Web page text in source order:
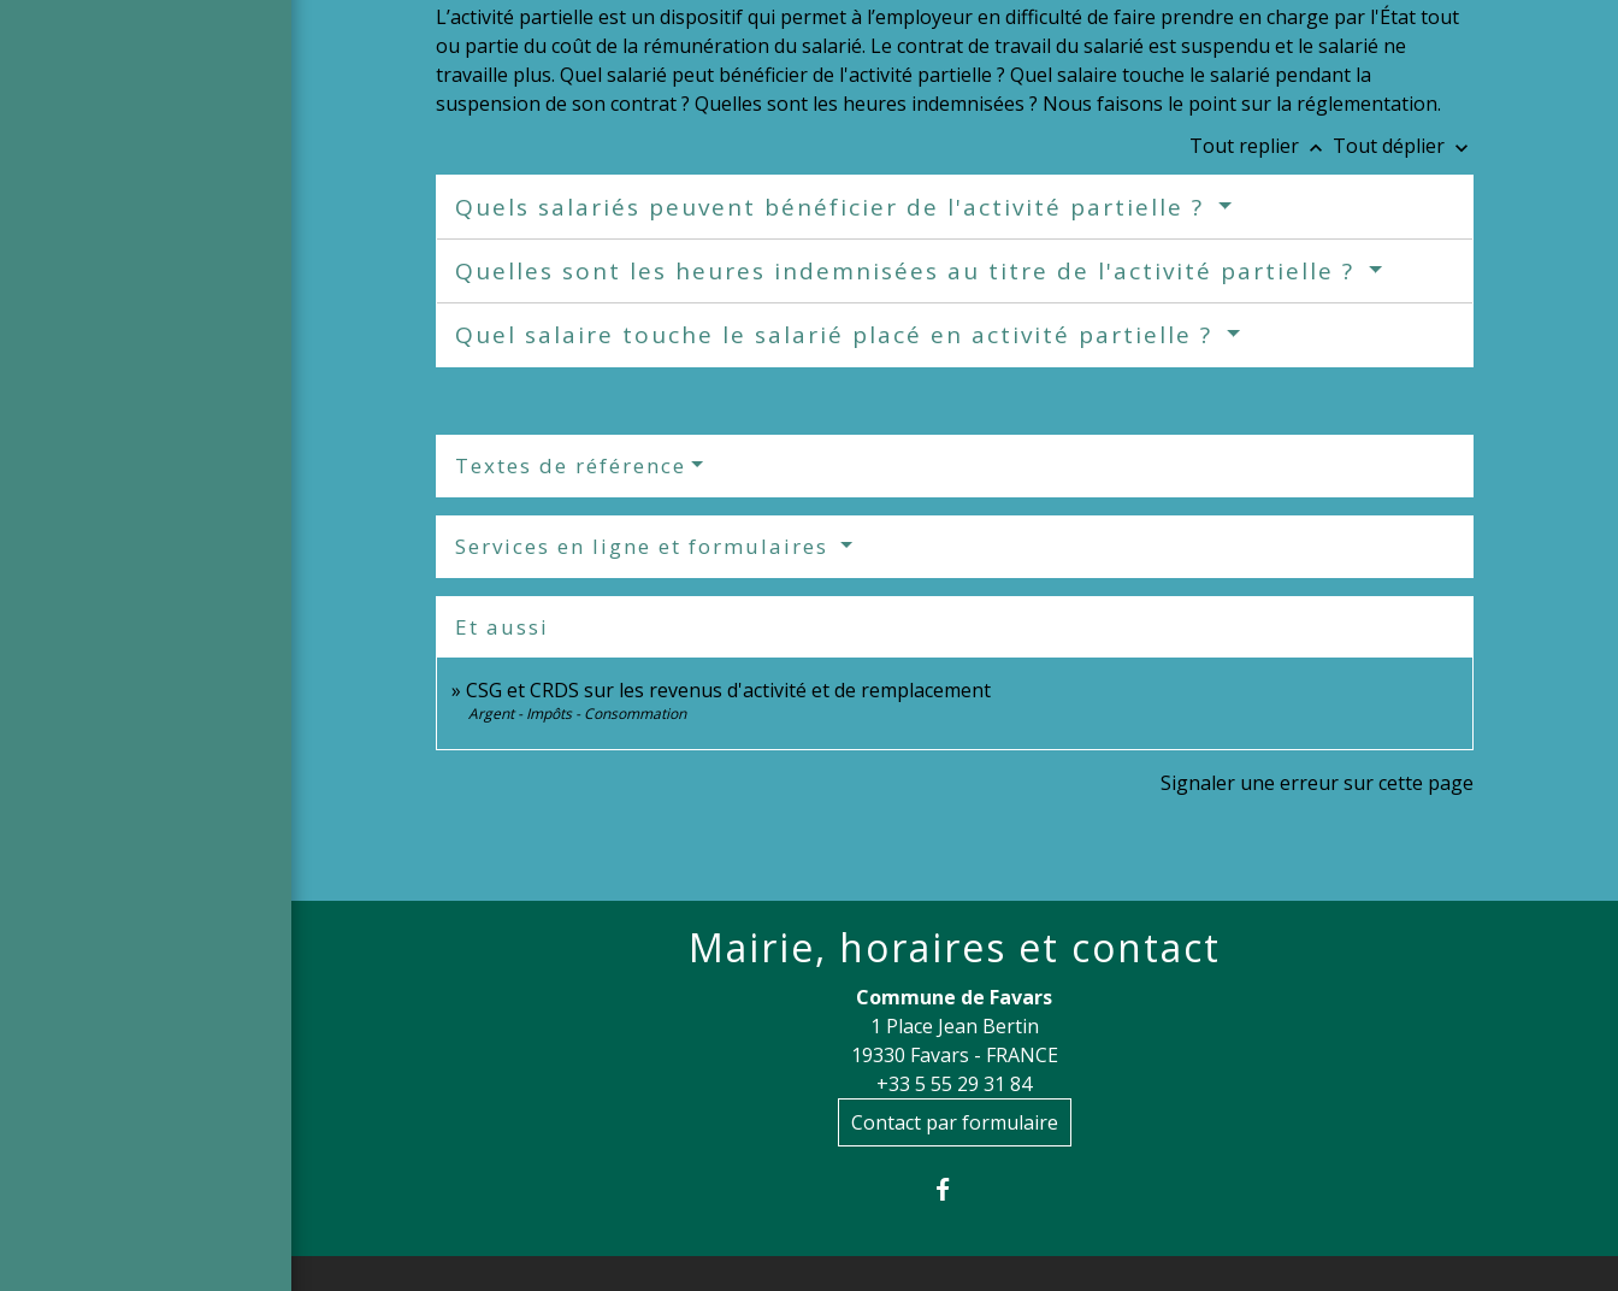
L’activité partielle est un dispositif qui permet à l’employeur en difficulté de faire prendre en charge par l'État tout
ou partie du coût de la rémunération du salarié. Le contrat de travail du salarié est suspendu et le salarié ne
travaille plus. Quel salarié peut bénéficier de l'activité partielle ? Quel salaire touche le salarié pendant la
suspension de son contrat ? Quelles sont les heures indemnisées ? Nous faisons le point sur la réglementation.
Tout replier keyboard_arrow_up Tout déplier keyboard_arrow_down
Quels salariés peuvent bénéficier de l'activité partielle ?
Quelles sont les heures indemnisées au titre de l'activité partielle ?
Quel salaire touche le salarié placé en activité partielle ?
Textes de référence
Services en ligne et formulaires
Et aussi
CSG et CRDS sur les revenus d'activité et de remplacement
Argent - Impôts - Consommation
Signaler une erreur sur cette page
Mairie, horaires et contact
Commune de Favars
1 Place Jean Bertin
19330 Favars - FRANCE
+33 5 55 29 31 84
Contact par formulaire